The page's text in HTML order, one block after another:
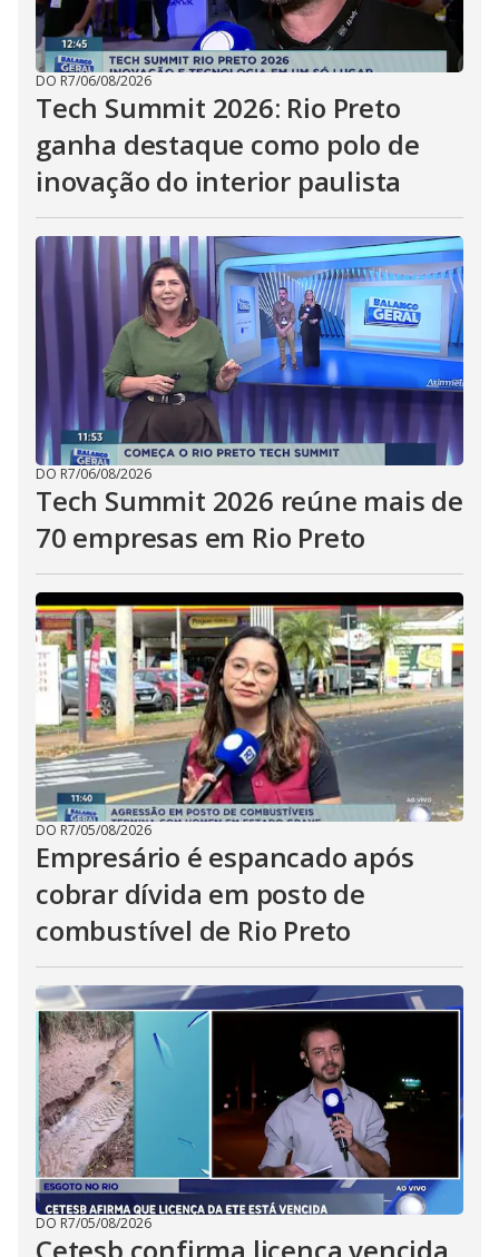
DO R7/06/08/2026
Tech Summit 2026: Rio Preto
ganha destaque como polo de
inovação do interior paulista
DO R7/06/08/2026
Tech Summit 2026 reúne mais de
70 empresas em Rio Preto
DO R7/05/08/2026
Empresário é espancado após
cobrar dívida em posto de
combustível de Rio Preto
DO R7/05/08/2026